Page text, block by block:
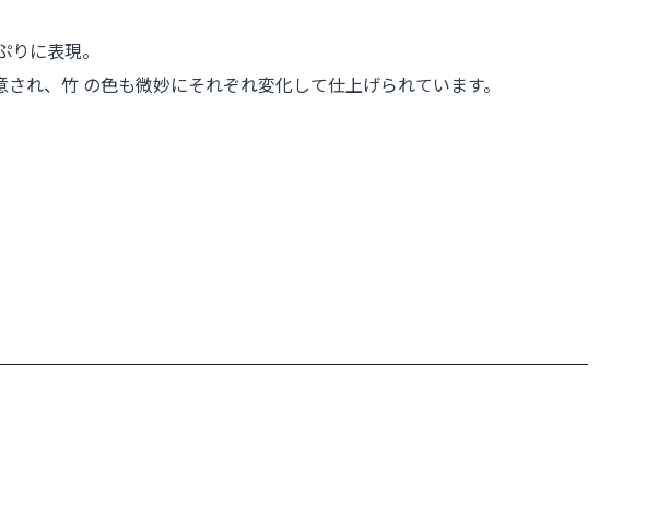
に表現。
れ、竹 の色も微妙にそれぞれ変化して仕上げられています。